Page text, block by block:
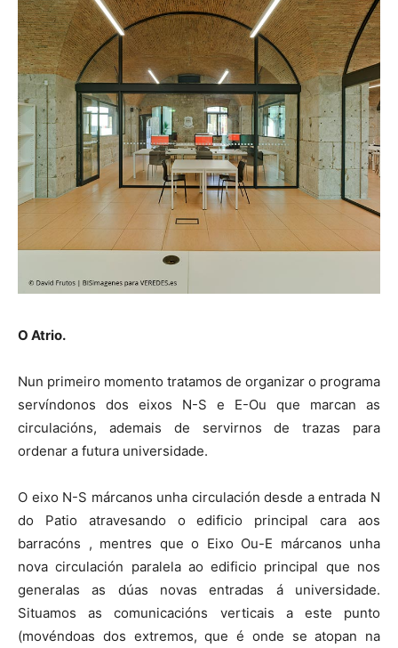
O Atrio.
Nun primeiro momento tratamos de organizar o programa
servíndonos dos eixos N-S e E-Ou que marcan as
circulacións, ademais de servirnos de trazas para
ordenar a futura universidade.
O eixo N-S márcanos unha circulación desde a entrada N
do Patio atravesando o edificio principal cara aos
barracóns , mentres que o Eixo Ou-E márcanos unha
nova circulación paralela ao edificio principal que nos
generalas as dúas novas entradas á universidade.
Situamos as comunicacións verticais a este punto
(movéndoas dos extremos, que é onde se atopan na